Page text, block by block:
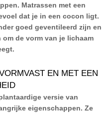
Matrassen met een
dat je in een cocon ligt.
goed geventileerd zijn en
de vorm van je lichaam
EN MET EEN
versie van
eigenschappen. Ze